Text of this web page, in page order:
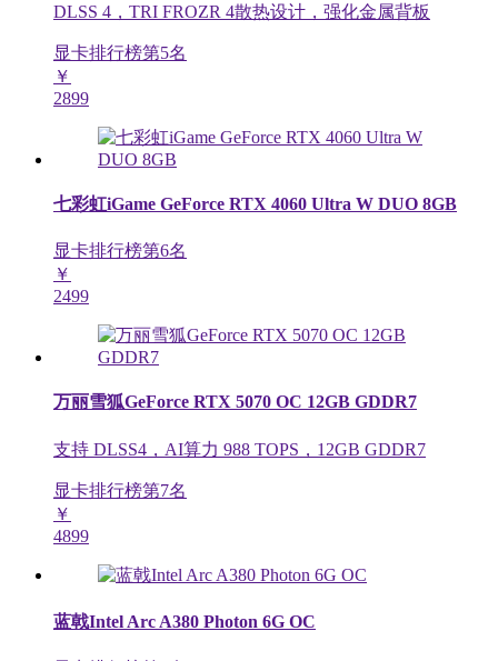
DLSS 4，TRI FROZR 4散热设计，强化金属背板
显卡排行榜第5名
￥
2899
七彩虹iGame GeForce RTX 4060 Ultra W DUO 8GB
显卡排行榜第6名
￥
2499
万丽雪狐GeForce RTX 5070 OC 12GB GDDR7
支持 DLSS4，AI算力 988 TOPS，12GB GDDR7
显卡排行榜第7名
￥
4899
蓝戟Intel Arc A380 Photon 6G OC